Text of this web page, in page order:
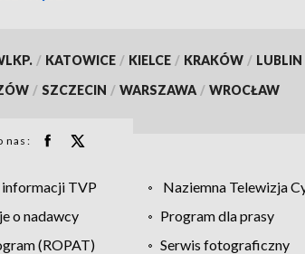
/ KATOWICE / KIELCE / KRAKÓW / LUBLIN
/ SZCZECIN / WARSZAWA / WROCŁAW
nas:
TVP Naziemna Telewizja
o nadawcy
Program dla prasy
(ROPAT)
Serwis fotograficzny